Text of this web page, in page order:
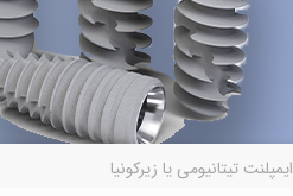
تيتانيومی يا زيرکونيا